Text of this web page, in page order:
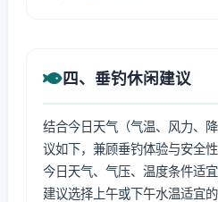
四、垂钓休闲建议
结合今日天气（气温、风力、
议如下，兼顾垂钓体验与安全性
今日天气、气压、温度条件适
建议选择上午或下午水温适宜